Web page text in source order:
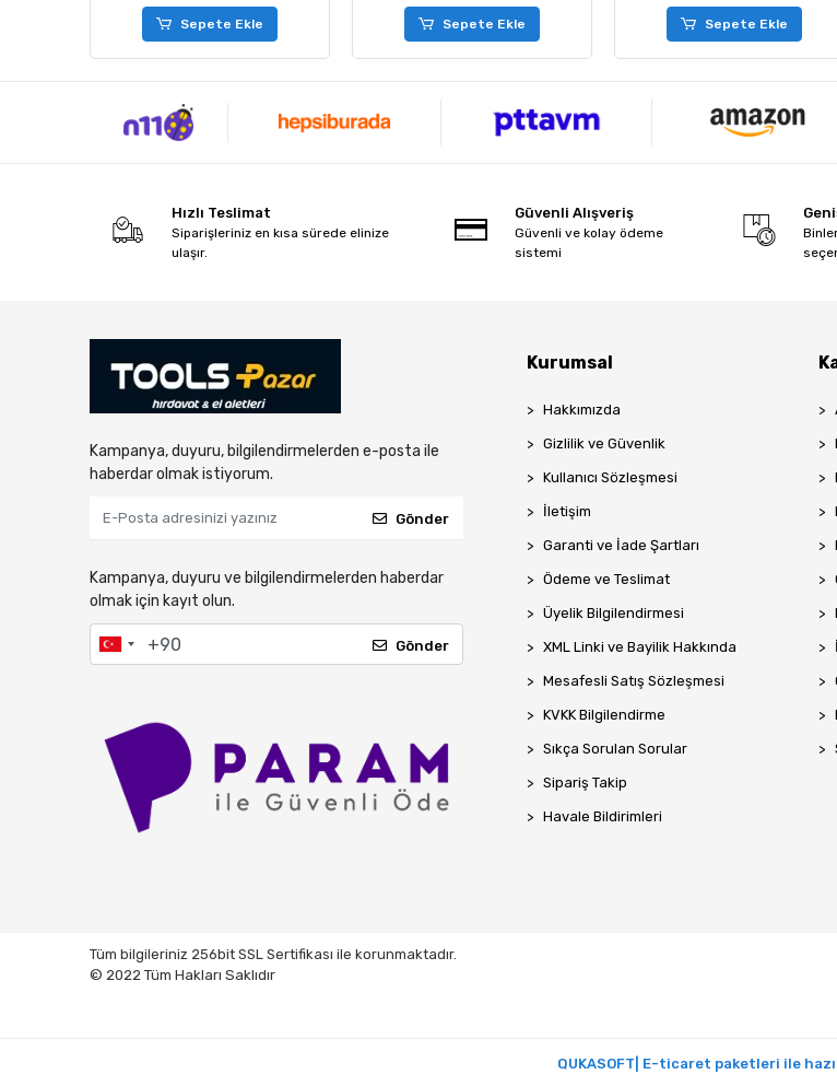
Sepete Ekle Sepete Ekle Sepete Ekle
Hızlı Teslimat
Siparişleriniz en kısa sürede elinize
ulaşır.
Güvenli Alışveriş
Güvenli ve kolay ödeme
sistemi
Kampanya, duyuru, bilgilendirmelerden e-posta ile
haberdar olmak istiyorum.
Gönder
Kampanya, duyuru ve bilgilendirmelerden haberdar
olmak için kayıt olun.
Gönder
Kurumsal
Hakkımızda
Gizlilik ve Güvenlik
Kullanıcı Sözleşmesi
İletişim
Garanti ve İade Şartları
Ödeme ve Teslimat
Üyelik Bilgilendirmesi
XML Linki ve Bayilik Hakkında
Mesafesli Satış Sözleşmesi
KVKK Bilgilendirme
Sıkça Sorulan Sorular
Sipariş Takip
Havale Bildirimleri
Tüm bilgileriniz 256bit SSL Sertifikası ile korunmaktadır.
© 2022 Tüm Hakları Saklıdır
QUKASOFT| E-ticaret paketleri ile